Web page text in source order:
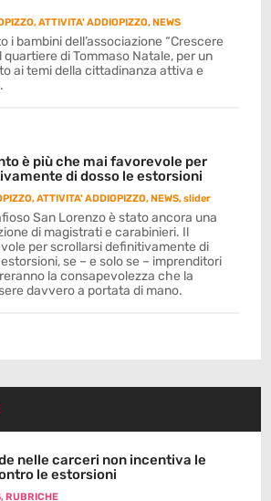
,ATTIVITA' ADDIOPIZZO,NEWS
i bambini dell’associazione “Crescere
quartiere di Tommaso Natale, per un
ai temi della cittadinanza attiva e
è più che mai favorevole per
di dosso le estorsioni
,ATTIVITA' ADDIOPIZZO,NEWS,slider
San Lorenzo è stato ancora una
di magistrati e carabinieri. Il
per scrollarsi definitivamente di
se – e solo se – imprenditori
la consapevolezza che la
davvero a portata di mano.
nelle carceri non incentiva le
le estorsioni
,RUBRICHE